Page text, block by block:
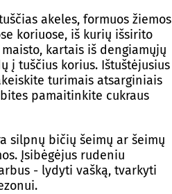
akeles, formuos žiemos
koriuose, iš kurių išsirito
kartais iš dengiamųjų
į tuščius korius. Ištuštėjusius
turimais atsarginiais
pamaitinkite cukraus
silpnų bičių šeimų ar šeimų
Įsibėgėjus rudeniu
- lydyti vašką, tvarkyti